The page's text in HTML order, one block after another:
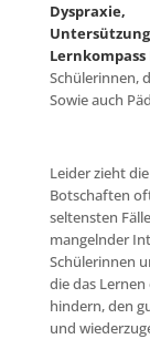
Schülerinnen,
Sowie auch
Leider zieht
Botschaften
seltensten
mangelnder
Schülerinnen
die das
hindern, den
und